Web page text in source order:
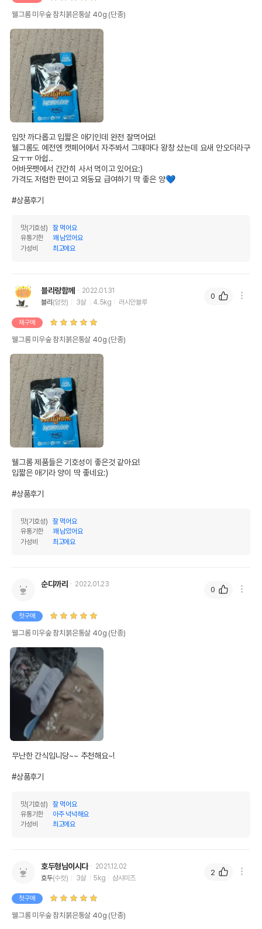
웰그롬 미우숲 참치붉은통살 40g (단종)
입맛 까다롭고 입짧은 애기인데 완전 잘먹어요!
웰그롬도 예전엔 캣페어에서 자주봐서 그때마다 왕창 샀는데 요새 안오더라구
요ㅜㅠ 아쉽..
어바웃펫에서 간간히 사서 먹이고 있어요:)
가격도 저렴한 편이고 외동묘 급여하기 딱 좋은 양💙
#상품후기
맛(기호성)
잘 먹어요
유통기한
꽤 남았어요
가성비
최고에요
블리랑함께
2022.01.31
블리(암컷) 3살 4.5kg 러시안블루
재구매
웰그롬 미우숲 참치붉은통살 40g (단종)
웰그롬 제품들은 기호성이 좋은것 같아요!
입짧은 애기라 양이 딱 좋네요:)
#상품후기
맛(기호성)
잘 먹어요
유통기한
꽤 남았어요
가성비
최고에요
0
순디까리 2022.01.23
첫구매
웰그롬 미우숲 참치붉은통살 40g (단종)
무난한 간식입니당~~ 추천해요~!
#상품후기
맛(기호성)
잘 먹어요
유통기한
아주 넉넉해요
가성비
최고에요
0
호두형님이시다
2021.12.02
호두(수컷) 3살 5kg 샴샤미즈
첫구매
웰그롬 미우숲 참치붉은통살 40g (단종)
2